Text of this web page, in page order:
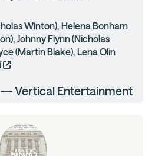
Winton), Helena Bonham
Johnny Flynn (Nicholas
(Martin Blake), Lena Olin
— Vertical Entertainment